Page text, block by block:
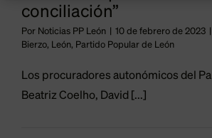
El Bierzo
León
conciliación”
Por Noticias PP León 10 de febrero de 2023
Bierzo, León, Partido Popular de León
Los procuradores autonómicos del
Beatriz Coelho, David [...]